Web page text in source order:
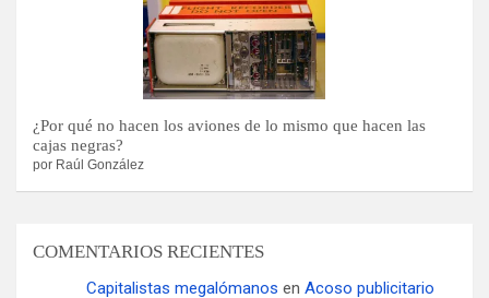
¿Por qué no hacen los aviones de lo mismo que hacen las
cajas negras?
por Raúl González
COMENTARIOS RECIENTES
Capitalistas megalómanos en Acoso publicitario